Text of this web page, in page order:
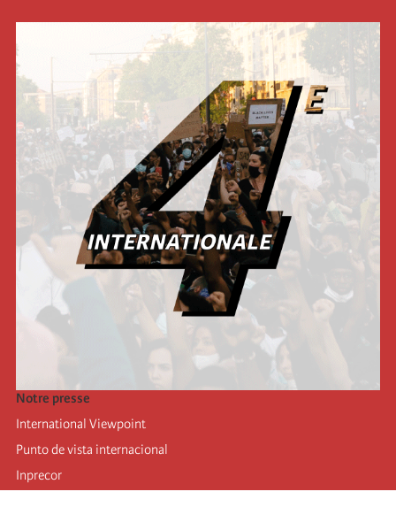
Notre presse
International Viewpoint
Punto de vista internacional
Inprecor